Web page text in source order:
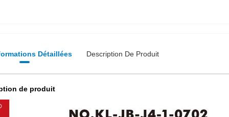
Détaillées Description De Produit
de produit